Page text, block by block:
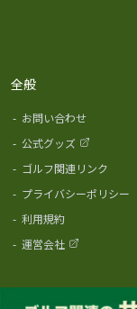
全般
- お問い合わせ
- 公式グッズ
- ゴルフ関連リンク
- プライバシーポリシー
- 利用規約
- 運営会社